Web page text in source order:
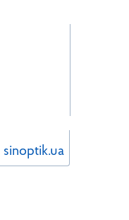
sinoptik.ua